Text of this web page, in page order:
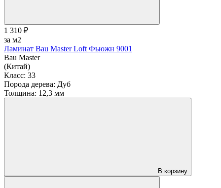
1 310 ₽
за м2
Ламинат Bau Master Loft Фьюжн 9001
Bau Master
(Китай)
Класс: 33
Порода дерева: Дуб
Толщина: 12,3 мм
В корзину